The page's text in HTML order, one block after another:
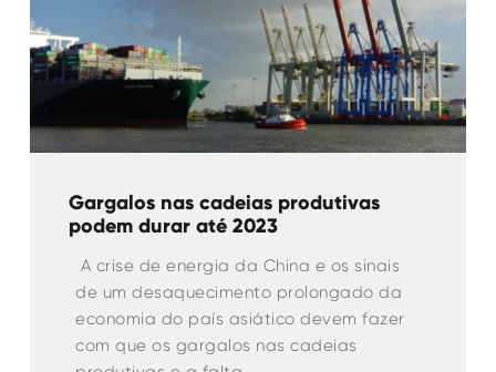
Gargalos nas cadeias produtivas
podem durar até 2023
A crise de energia da China e os sinais
de um desaquecimento prolongado da
economia do país asiático devem fazer
com que os gargalos nas cadeias